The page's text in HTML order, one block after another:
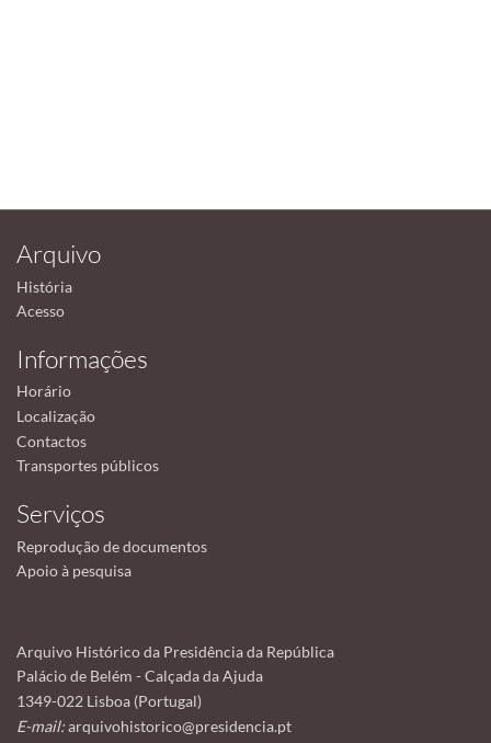
Arquivo
História
Acesso
Informações
Horário
Localização
Contactos
Transportes públicos
Serviços
Reprodução de documentos
Apoio à pesquisa
Arquivo Histórico da Presidência da República
Palácio de Belém - Calçada da Ajuda
1349-022 Lisboa (Portugal)
E-mail:arquivohistorico@presidencia.pt